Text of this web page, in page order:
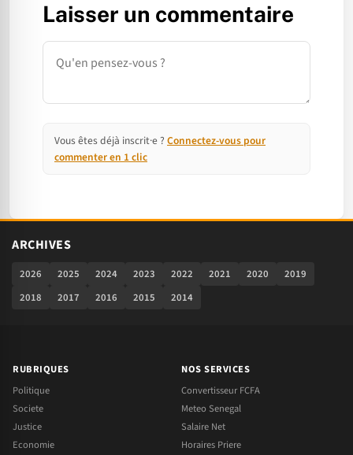
Laisser un commentaire
Commentaire
Vous êtes déjà inscrit·e ? Connectez-vous pour
commenter en 1 clic
ARCHIVES
2026 2025 2024 2023 2022 2021 2020
2019
2018
2017 2016 2015 2014
RUBRIQUES
Politique
Societe
Justice
Economie
NOS SERVICES
Convertisseur FCFA
Meteo Senegal
Salaire Net
Horaires Priere